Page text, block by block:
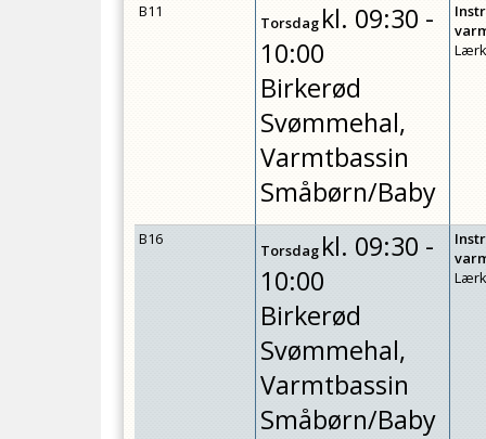
B11
Torsdagkl. 09:30 -
10:00
Birkerød
Svømmehal,
Varmtbassin
Småbørn/Baby
B16
Torsdagkl. 09:30 -
10:00
Birkerød
Svømmehal,
Varmtbassin
Småbørn/Baby